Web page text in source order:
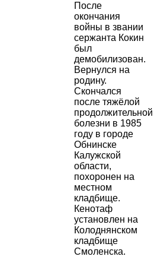
После
окончания
войны в звании
сержанта Кокин
был
демобилизован.
Вернулся на
родину.
Скончался
после тяжёлой
продолжительной
болезни в 1985
году в городе
Обнинске
Калужской
области,
похоронен на
местном
кладбище.
Кенотаф
установлен на
Колоднянском
кладбище
Смоленска.